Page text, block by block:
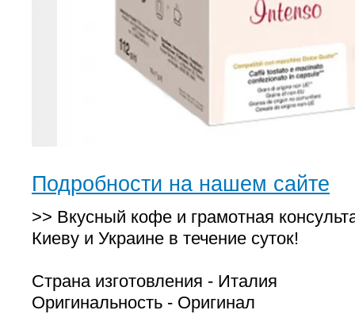
Подробности на нашем сайте
>> Вкусный кофе и грамотная
Киеву и Украине в течение суток!
Страна изготовления - Италия
Оригинальность - Оригинал